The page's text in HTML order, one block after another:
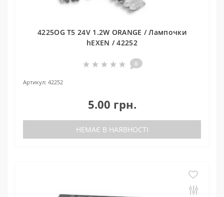
4225OG T5 24V 1.2W ORANGE / Лампочки
hEXEN / 42252
0
Артикул: 42252
5.00 грн.
НЕМАЄ В НАЯВНОСТІ